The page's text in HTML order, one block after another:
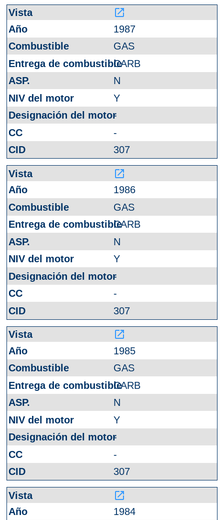
launch
1987
GAS
CARB
N
Y
-
-
307
launch
1986
GAS
CARB
N
Y
-
-
307
launch
1985
GAS
CARB
N
Y
-
-
307
launch
1984